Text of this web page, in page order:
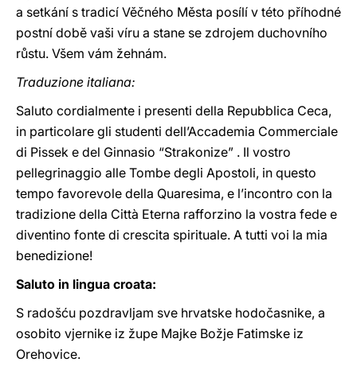
a setkání s tradicí Věčného Města posílí v této příhodné
postní době vaši víru a stane se zdrojem duchovního
růstu. Všem vám žehnám.
Traduzione italiana:
Saluto cordialmente i presenti della Repubblica Ceca,
in particolare gli studenti dell’Accademia Commerciale
di Pissek e del Ginnasio “Strakonize” . Il vostro
pellegrinaggio alle Tombe degli Apostoli, in questo
tempo favorevole della Quaresima, e l’incontro con la
tradizione della Città Eterna rafforzino la vostra fede e
diventino fonte di crescita spirituale. A tutti voi la mia
benedizione!
Saluto in lingua croata:
S radošću pozdravljam sve hrvatske hodočasnike, a
osobito vjernike iz župe Majke Božje Fatimske iz
Orehovice.